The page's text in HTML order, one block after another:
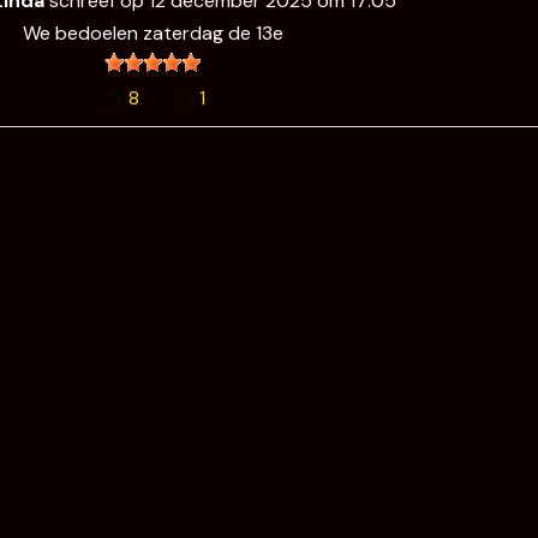
We bedoelen zaterdag de 13e
8 1